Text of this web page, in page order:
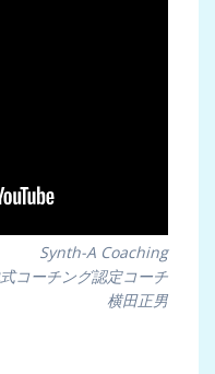
Synth-A Coaching
コーチング認定コーチ
横田正男